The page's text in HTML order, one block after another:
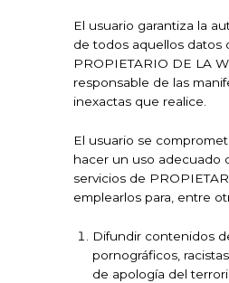
El usuario garantiza la
de todos aquellos datos
PROPIETARIO DE LA
responsable de las
inexactas que realice.
El usuario se
hacer un uso adecuado
servicios de
emplearlos para, entre
Difundir contenidos
pornográficos,
de apología del